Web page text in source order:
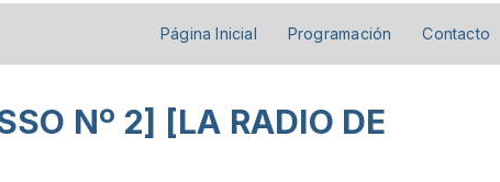
Página Inicial Programación Contacto
Nº 2] [LA RADIO DE